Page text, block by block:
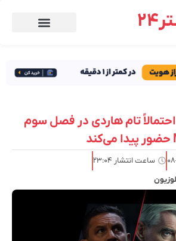
تام هاردی در فصل سوم
ساعت انتشار ۲۳:۰۴